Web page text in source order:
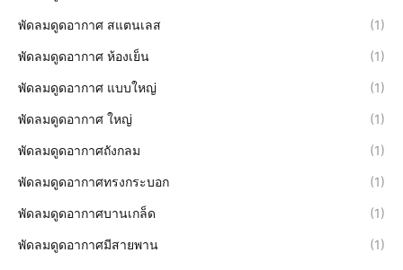
พัดลมดูดอากาศ สแตนเลส (1)
พัดลมดูดอากาศ ห้องเย็น (1)
พัดลมดูดอากาศ แบบใหญ่ (1)
พัดลมดูดอากาศ ใหญ่ (1)
พัดลมดูดอากาศถังกลม (1)
พัดลมดูดอากาศทรงกระบอก (1)
พัดลมดูดอากาศบานเกล็ด (1)
พัดลมดูดอากาศมีสายพาน (1)